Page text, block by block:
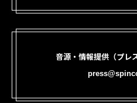
音源・情報提供（プレ